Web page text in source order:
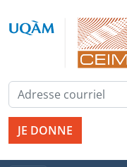
JE DONNE